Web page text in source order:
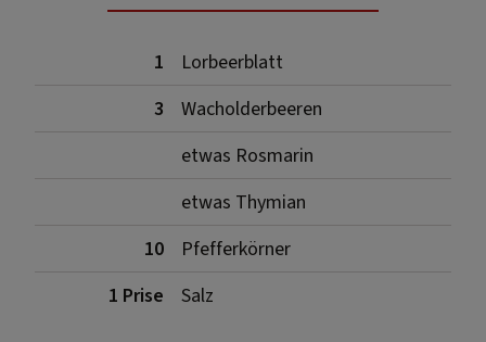
1
Lorbeerblatt
3
Wacholderbeeren
etwas Rosmarin
etwas Thymian
10
Pfefferkörner
1 Prise
Salz